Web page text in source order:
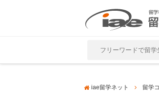
iae留学ネット 留学